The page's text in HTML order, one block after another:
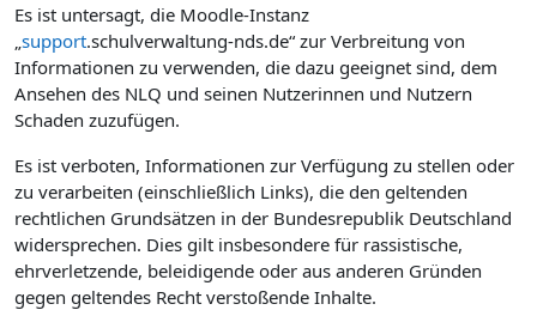
Es ist untersagt, die Moodle-Instanz
support.schulverwaltung-nds.de“ zur Verbreitung von
Informationen zu verwenden, die dazu geeignet sind, dem
Ansehen des NLQ und seinen Nutzerinnen und Nutzern
Schaden zuzufügen.
Es ist verboten, Informationen zur Verfügung zu stellen oder
zu verarbeiten (einschließlich Links), die den geltenden
rechtlichen Grundsätzen in der Bundesrepublik Deutschland
widersprechen. Dies gilt insbesondere für rassistische,
ehrverletzende, beleidigende oder aus anderen Gründen
gegen geltendes Recht verstoßende Inhalte.